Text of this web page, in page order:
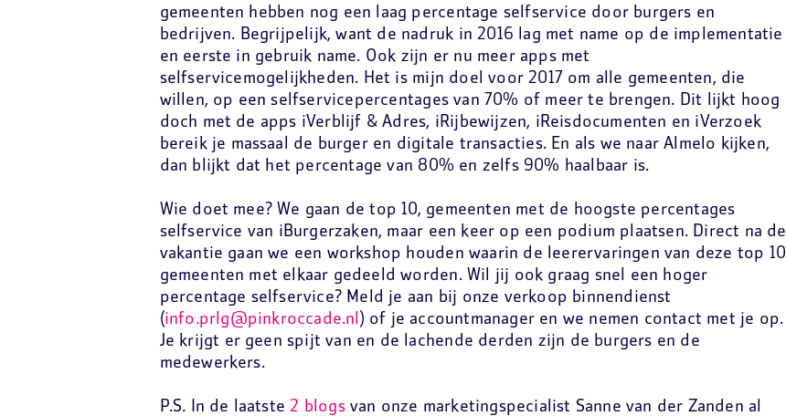
gemeenten hebben nog een laag percentage selfservice door burgers en
bedrijven. Begrijpelijk, want de nadruk in 2016 lag met name op de implementatie
en eerste in gebruik name. Ook zijn er nu meer apps met
selfservicemogelijkheden. Het is mijn doel voor 2017 om alle gemeenten, die
willen, op een selfservicepercentages van 70% of meer te brengen. Dit lijkt hoog
doch met de apps iVerblijf & Adres, iRijbewijzen, iReisdocumenten en iVerzoek
bereik je massaal de burger en digitale transacties. En als we naar Almelo kijken,
dan blijkt dat het percentage van 80% en zelfs 90% haalbaar is.
Wie doet mee? We gaan de top 10, gemeenten met de hoogste percentages
selfservice van iBurgerzaken, maar een keer op een podium plaatsen. Direct na de
vakantie gaan we een workshop houden waarin de leerervaringen van deze top 10
gemeenten met elkaar gedeeld worden. Wil jij ook graag snel een hoger
percentage selfservice? Meld je aan bij onze verkoop binnendienst
(info.prlg@pinkroccade.nl ) of je accountmanager en we nemen contact met je op.
Je krijgt er geen spijt van en de lachende derden zijn de burgers en de
medewerkers.
P.S. In de laatste2 blogsvan onze marketingspecialist Sanne van der Zanden al